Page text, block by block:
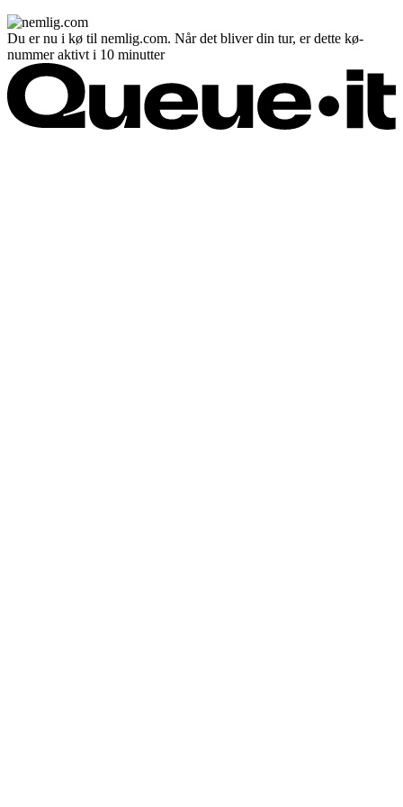
Du er nu i kø til nemlig.com. Når det bliver din tur, er dette kø-
nummer aktivt i 10 minutter